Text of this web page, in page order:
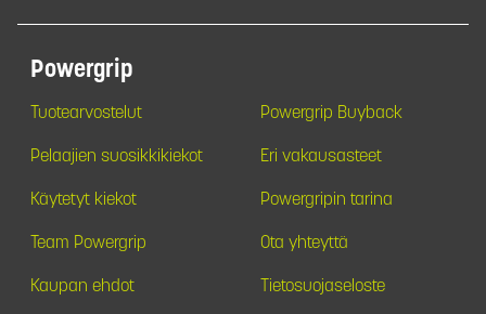
Powergrip
Tuotearvostelut Powergrip Buyback
Pelaajien suosikkikiekot Eri vakausasteet
Käytetyt kiekot Powergripin tarina
Team Powergrip Ota yhteyttä
Kaupan ehdot Tietosuojaseloste